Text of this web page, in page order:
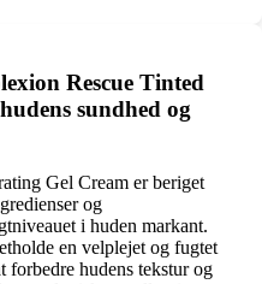
Rescue Tinted
sundhed og
Gel Cream er beriget
og
i huden markant.
en velplejet og fugtet
forbedre hudens tekstur og